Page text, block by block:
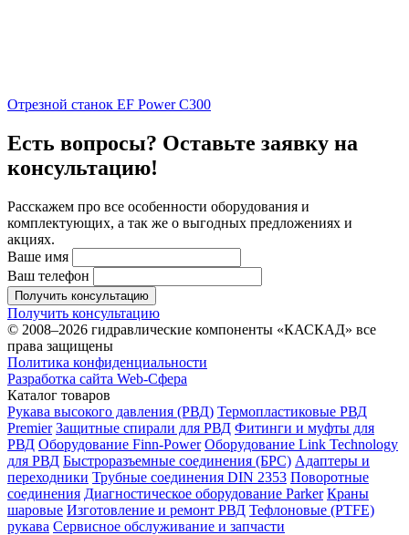
Отрезной станок EF Power C300
Есть вопросы? Оставьте заявку на
консультацию!
Расскажем про все особенности оборудования и
комплектующих, а так же о выгодных предложениях и
акциях.
Ваше имя
Ваш телефон
Получить консультацию
Получить консультацию
© 2008–2026 гидравлические компоненты «КАСКАД» все
права защищены
Политика конфиденциальности
Разработка сайта Web-Сфера
Каталог товаров
Рукава высокого давления (РВД) Термопластиковые РВД
Premier Защитные спирали для РВД Фитинги и муфты для
РВД Оборудование Finn-Power Оборудование Link Technology
для РВД Быстроразъемные соединения (БРС) Адаптеры и
переходники Трубные соединения DIN 2353 Поворотные
соединения Диагностическое оборудование Parker Краны
шаровые Изготовление и ремонт РВД Тефлоновые (PTFE)
рукава Сервисное обслуживание и запчасти